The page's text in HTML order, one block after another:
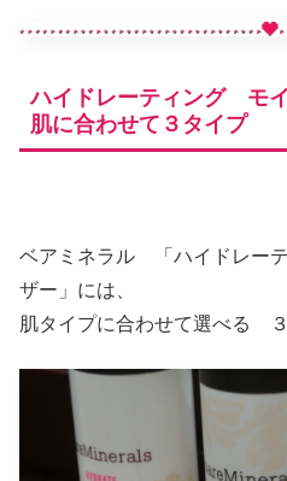
ハイドレーティング モイ
肌に合わせて３タイプ
ベアミネラル 「ハイドレー
ザー」には、
肌タイプに合わせて選べる ３